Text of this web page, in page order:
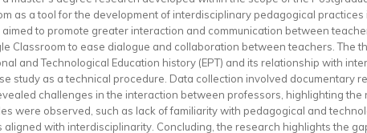
as a tool for the development of interdisciplinary pedagogical
aimed to promote greater interaction and communication between
Classroom to ease dialogue and collaboration between teachers. The
and Technological Education history (EPT) and its relationship with
study as a technical procedure. Data collection involved
challenges in the interaction between professors, highlighting
were observed, such as lack of familiarity with pedagogical and
with interdisciplinarity. Concluding, the research highlights the